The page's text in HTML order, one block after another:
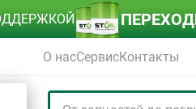
О насСервисКонтакты